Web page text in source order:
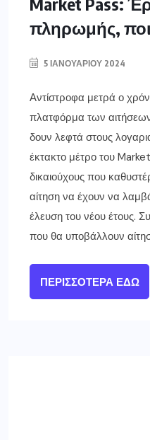
πληρωμής,
5 ΙΑΝΟΥΑΡΊΟΥ 2024
Αντίστροφα μετρά ο
πλατφόρμα των
δουν λεφτά στους
έκτακτο μέτρο του
δικαιούχους που
αίτηση να έχουν να
έλευση του νέου έτους.
που θα υποβάλλουν
ΠΕΡΙΣΣΌΤΕΡΑ ΕΔΏ